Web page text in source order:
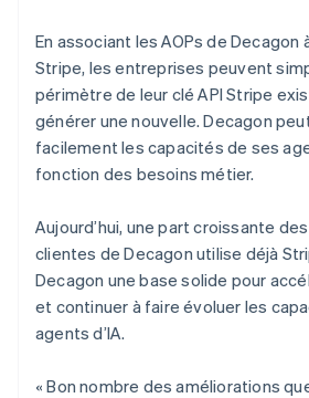
En associant les AOPs de Decagon
Stripe, les entreprises peuvent
périmètre de leur clé API Stripe
générer une nouvelle. Decagon
facilement les capacités de ses
fonction des besoins métier.
Aujourd’hui, une part croissante
clientes de Decagon utilise déjà
Decagon une base solide pour
et continuer à faire évoluer les
agents d’IA.
« Bon nombre des améliorations